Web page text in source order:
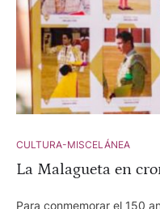
CULTURA-MISCELÁNEA
La Malagueta en
Para conmemorar el 150